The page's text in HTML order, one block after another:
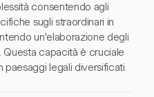
consentendo agli
sugli straordinari in
un'elaborazione degli
capacità è cruciale
paesaggi legali diversificati.